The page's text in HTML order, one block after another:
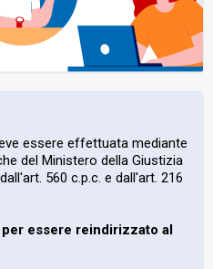
essere effettuata mediante
del Ministero della Giustizia
560 c.p.c. e dall'art. 216
essere reindirizzato al